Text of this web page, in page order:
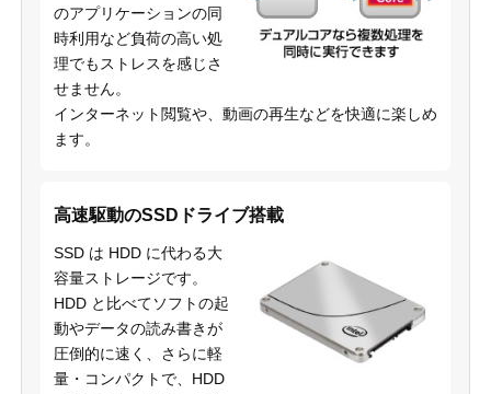
のアプリケーションの同
時利用など負荷の高い処
理でもストレスを感じさ
せません。
インターネット閲覧や、動画の再生などを快適に楽しめ
ます。
高速駆動のSSDドライブ搭載
SSD は HDD に代わる大
容量ストレージです。
HDD と比べてソフトの起
動やデータの読み書きが
圧倒的に速く、さらに軽
量・コンパクトで、HDD